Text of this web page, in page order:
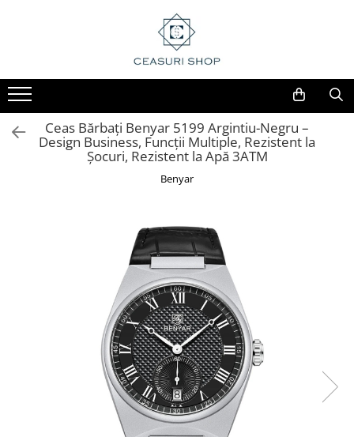
Ceas Bărbați Benyar 5199 Argintiu-Negru –
Design Business, Funcții Multiple, Rezistent la
Șocuri, Rezistent la Apă 3ATM
Benyar